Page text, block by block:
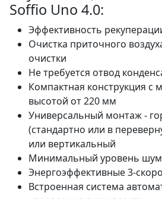
Soffio Uno 4.0:
Эффективность
Очистка приточного
очистки
Не требуется отвод
Компактная конструкция с
высотой от 220 мм
Универсальный монтаж -
(стандартно или в
или вертикальный
Минимальный уровень
Энергоэффективные 3-
Встроенная система